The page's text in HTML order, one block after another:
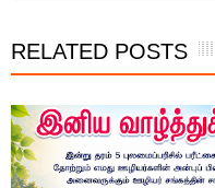
RELATED POSTS